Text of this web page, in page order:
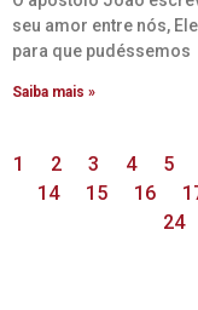
seu amor entre nós,
para que pudéssemos
Saiba mais »
1 2 3 4 5
14
15 16
24